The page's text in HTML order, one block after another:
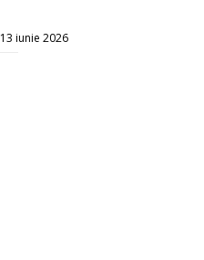
13 iunie 2026